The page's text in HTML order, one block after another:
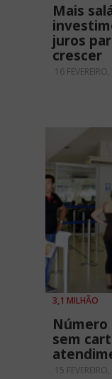
Mais
juros
crescer
16
3,1 MILHÃO
Número
sem
15